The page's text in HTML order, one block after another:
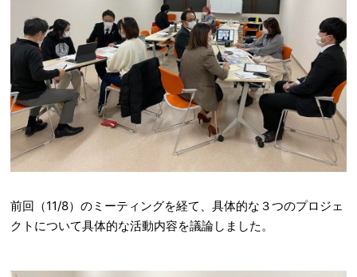
前回（11/8）のミーティングを経て、具体的な３つのプロジェ
クトについて具体的な活動内容を議論しました。